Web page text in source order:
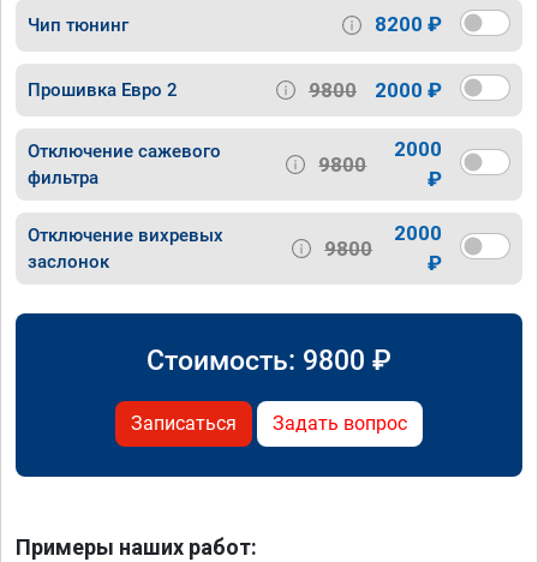
Чип тюнинг 8200 ₽
Прошивка Евро 2 9800 2000 ₽
Отключение сажевого
фильтра
9800
2000
₽
Отключение вихревых
заслонок
9800
2000
₽
Стоимость: 9800 ₽
Записаться Задать вопрос
Примеры наших работ: